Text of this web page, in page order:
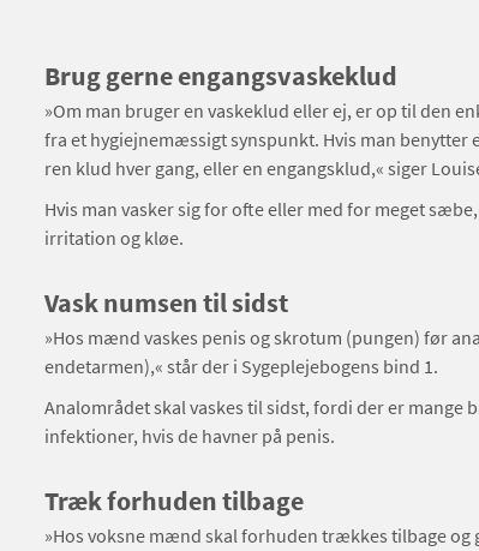
Brug gerne engangsvaskeklud
»Om man bruger en vaskeklud eller ej, er op til den
fra et hygiejnemæssigt synspunkt. Hvis man benytter
ren klud hver gang, eller en engangsklud,« siger
Hvis man vasker sig for ofte eller med for meget
irritation og kløe.
Vask numsen til sidst
»Hos mænd vaskes penis og skrotum (pungen) før
endetarmen),« står der i Sygeplejebogens bind 1.
Analområdet skal vaskes til sidst, fordi der er mange
infektioner, hvis de havner på penis.
Træk forhuden tilbage
»Hos voksne mænd skal forhuden trækkes tilbage og